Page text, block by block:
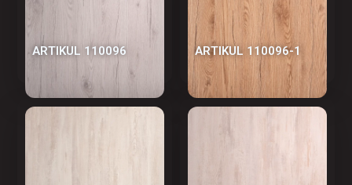
АRTIKUL 110096 АRTIKUL 110096-1